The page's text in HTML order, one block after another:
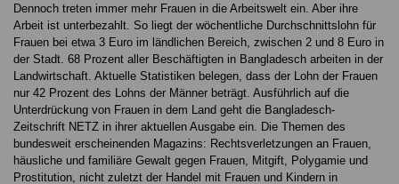
Dennoch treten immer mehr Frauen in die Arbeitswelt ein. Aber ihre
Arbeit ist unterbezahlt. So liegt der wöchentliche Durchschnittslohn für
Frauen bei etwa 3 Euro im ländlichen Bereich, zwischen 2 und 8 Euro in
der Stadt. 68 Prozent aller Beschäftigten in Bangladesch arbeiten in der
Landwirtschaft. Aktuelle Statistiken belegen, dass der Lohn der Frauen
nur 42 Prozent des Lohns der Männer beträgt. Ausführlich auf die
Unterdrückung von Frauen in dem Land geht die Bangladesch-
Zeitschrift NETZ in ihrer aktuellen Ausgabe ein. Die Themen des
bundesweit erscheinenden Magazins: Rechtsverletzungen an Frauen,
häusliche und familiäre Gewalt gegen Frauen, Mitgift, Polygamie und
Prostitution, nicht zuletzt der Handel mit Frauen und Kindern in